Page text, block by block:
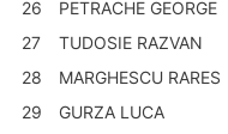
26
PETRACHE GEORGE
27
TUDOSIE RAZVAN
28
MARGHESCU RARES
29
GURZA LUCA